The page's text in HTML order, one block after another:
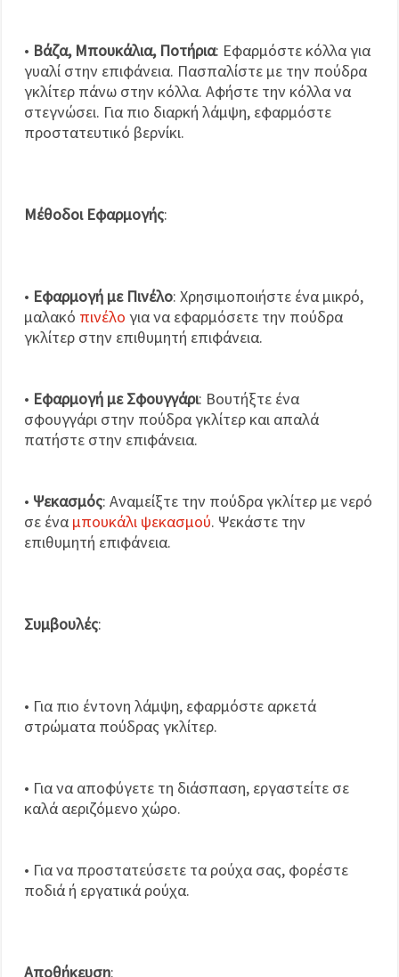
• Βάζα, Μπουκάλια, Ποτήρια: Εφαρμόστε κόλλα για
γυαλί στην επιφάνεια. Πασπαλίστε με την πούδρα
γκλίτερ πάνω στην κόλλα. Αφήστε την κόλλα να
στεγνώσει. Για πιο διαρκή λάμψη, εφαρμόστε
προστατευτικό βερνίκι.
Μέθοδοι Εφαρμογής:
• Εφαρμογή με Πινέλο: Χρησιμοποιήστε ένα μικρό,
μαλακό πινέλο για να εφαρμόσετε την πούδρα
γκλίτερ στην επιθυμητή επιφάνεια.
• Εφαρμογή με Σφουγγάρι: Βουτήξτε ένα
σφουγγάρι στην πούδρα γκλίτερ και απαλά
πατήστε στην επιφάνεια.
• Ψεκασμός: Αναμείξτε την πούδρα γκλίτερ με νερό
σε ένα μπουκάλι ψεκασμού. Ψεκάστε την
επιθυμητή επιφάνεια.
Συμβουλές:
• Για πιο έντονη λάμψη, εφαρμόστε αρκετά
στρώματα πούδρας γκλίτερ.
• Για να αποφύγετε τη διάσπαση, εργαστείτε σε
καλά αεριζόμενο χώρο.
• Για να προστατεύσετε τα ρούχα σας, φορέστε
ποδιά ή εργατικά ρούχα.
Αποθήκευση: